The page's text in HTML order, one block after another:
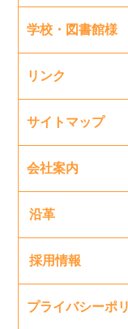
学校・図書館様
リンク
サイトマップ
会社案内
沿革
採用情報
プライバシーポ